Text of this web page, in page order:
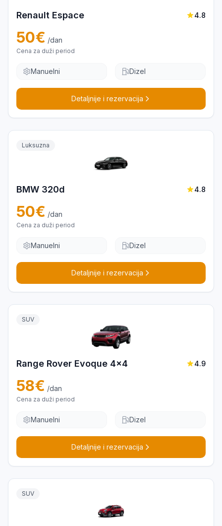
Renault Espace 4.8
50€ /dan
Cena za duži period
Manuelni Dizel
Detaljnije i rezervacija
Luksuzna
BMW 320d 4.8
50€ /dan
Cena za duži period
Manuelni Dizel
Detaljnije i rezervacija
SUV
Range Rover Evoque 4x4 4.9
58€ /dan
Cena za duži period
Manuelni Dizel
Detaljnije i rezervacija
SUV